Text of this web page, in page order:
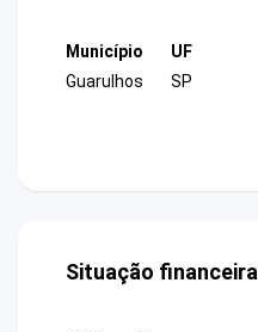
Município
Guarulhos
UF
SP
Situação financeira